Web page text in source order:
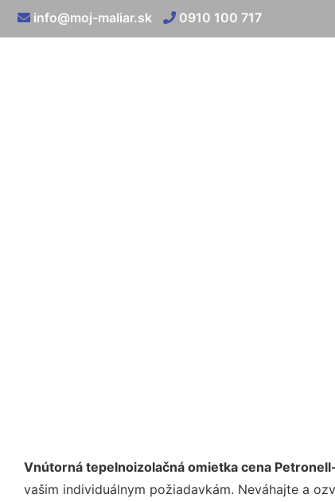
info@moj-maliar.sk 0910 100 717
Vnútorná tepelnoizolačná omietka cena
vašim individuálnym požiadavkám. Neváhajte a